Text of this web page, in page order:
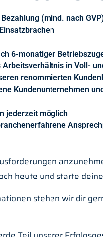
(mind. nach GVP)
6-monatiger
in Voll-
renommierten
Kundenunternehmen
jederzeit möglich
heute und starte
stehen wir dir